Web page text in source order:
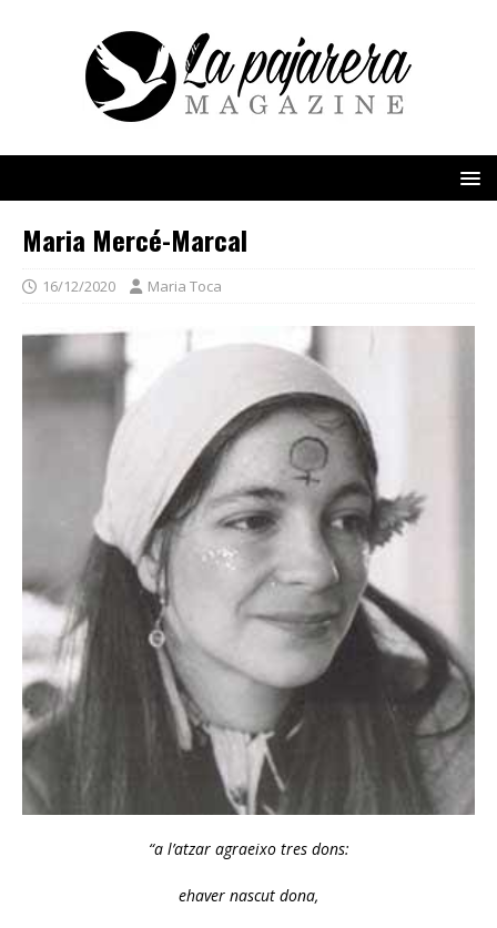
Maria Mercé-Marcal
16/12/2020 Maria Toca
“a l’atzar agraeixo tres dons:
ehaver nascut dona,